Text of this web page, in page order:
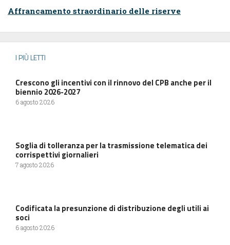
Affrancamento straordinario delle riserve
I PIÙ LETTI
Crescono gli incentivi con il rinnovo del CPB anche per il
biennio 2026-2027
6 agosto 2026
Soglia di tolleranza per la trasmissione telematica dei
corrispettivi giornalieri
7 agosto 2026
Codificata la presunzione di distribuzione degli utili ai
soci
6 agosto 2026